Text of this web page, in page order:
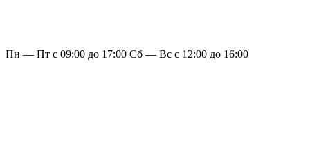
Пн — Пт с 09:00 до 17:00 Сб — Вс с 12:00 до 16:00